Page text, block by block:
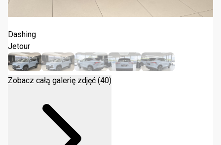
Jetour Dashing 1.5T DCT 2025
Dashing
Jetour
Zobacz całą galerię zdjęć (40)